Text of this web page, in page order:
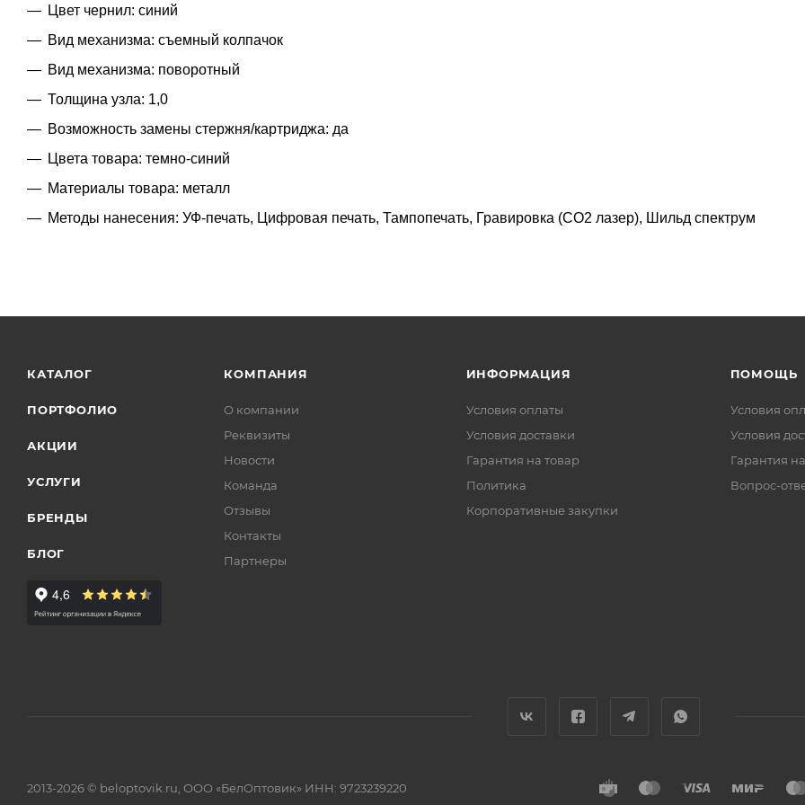
Цвет чернил: синий
Вид механизма: съемный колпачок
Вид механизма: поворотный
Толщина узла: 1,0
Возможность замены стержня/картриджа: да
Цвета товара: темно-синий
Материалы товара: металл
Методы нанесения: УФ-печать, Цифровая печать, Тампопечать, Гравировка (CO2 лазер), Шильд спектрум
КАТАЛОГ
ПОРТФОЛИО
АКЦИИ
УСЛУГИ
БРЕНДЫ
БЛОГ
КОМПАНИЯ
О компании
Реквизиты
Новости
Команда
Отзывы
Контакты
Партнеры
ИНФОРМАЦИЯ
Условия оплаты
Условия доставки
Гарантия на товар
Политика
Корпоративные закупки
ПОМОЩЬ
Условия
Условия
Гарантия
Вопрос-
2013-2026 © beloptovik.ru, ООО «БелОптовик» ИНН: 9723239220